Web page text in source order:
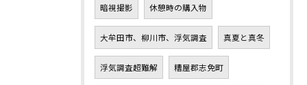
暗視撮影 休憩時の購入物
大牟田市、柳川市、浮気調査 真夏と真冬
浮気調査超難解 糟屋郡志免町